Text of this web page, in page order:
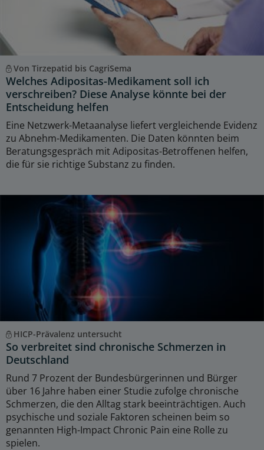
Von Tirzepatid bis CagriSema
Welches Adipositas-Medikament soll ich
verschreiben? Diese Analyse könnte bei der
Entscheidung helfen
Eine Netzwerk-Metaanalyse liefert vergleichende Evidenz
zu Abnehm-Medikamenten. Die Daten könnten beim
Beratungsgespräch mit Adipositas-Betroffenen helfen,
die für sie richtige Substanz zu finden.
HICP-Prävalenz untersucht
So verbreitet sind chronische Schmerzen in
Deutschland
Rund 7 Prozent der Bundesbürgerinnen und Bürger
über 16 Jahre haben einer Studie zufolge chronische
Schmerzen, die den Alltag stark beeinträchtigen. Auch
psychische und soziale Faktoren scheinen beim so
genannten High-Impact Chronic Pain eine Rolle zu
spielen.